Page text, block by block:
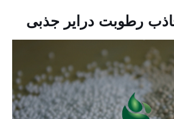
رطوبت درایر جذبی